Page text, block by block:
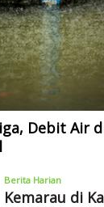
Debit Air
Berita Harian
Kemarau di